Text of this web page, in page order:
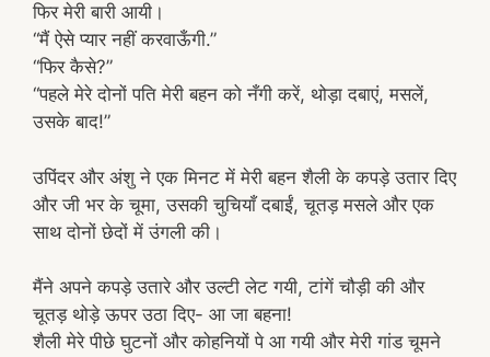
फिर मेरी बारी आयी।
“मैं ऐसे प्यार नहीं करवाऊँगी.”
“फिर कैसे?”
“पहले मेरे दोनों पति मेरी बहन को नँगी करें, थोड़ा दबाएं, मसलें,
उसके बाद!”
उपिंदर और अंशु ने एक मिनट में मेरी बहन शैली के कपड़े उतार दिए
और जी भर के चूमा, उसकी चुचियाँ दबाईं, चूतड़ मसले और एक
साथ दोनों छेदों में उंगली की।
मैंने अपने कपड़े उतारे और उल्टी लेट गयी, टांगें चौड़ी की और
चूतड़ थोड़े ऊपर उठा दिए- आ जा बहना!
शैली मेरे पीछे घुटनों और कोहनियों पे आ गयी और मेरी गांड चूमने